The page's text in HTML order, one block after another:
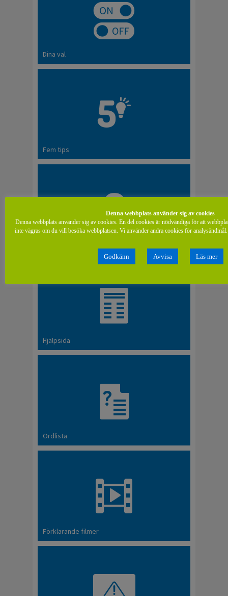
Dina val
Fem tips
Hjälpsida
Ordlista
Förklarande filmer
Denna webbplats använder sig av cookies
Denna webbplats använder sig av cookies. En del cookies är nödvändiga för att
inte vägras om du vill besöka webbplatsen. Vi använder andra cookies för
Godkänn Avvisa Läs mer